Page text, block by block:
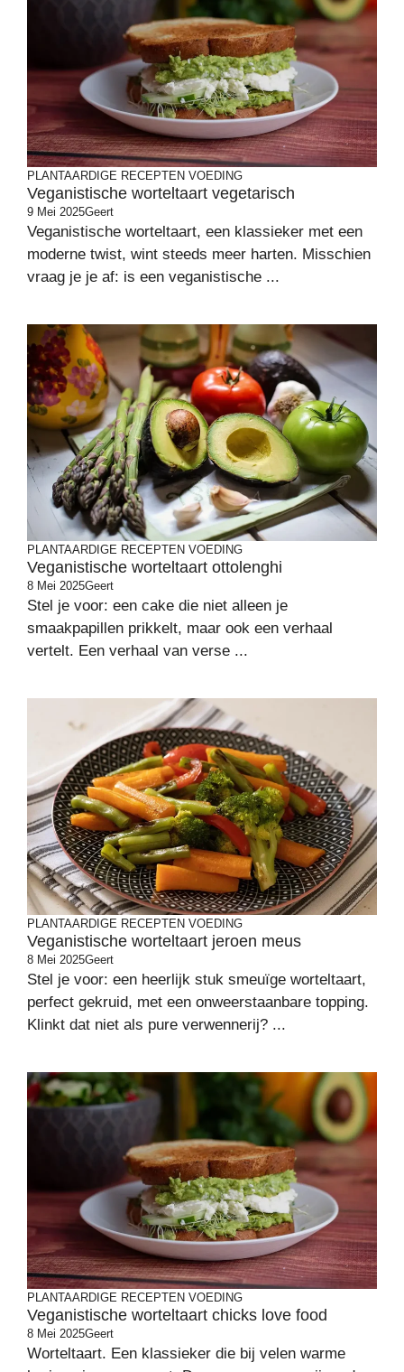
PLANTAARDIGE RECEPTEN VOEDING
Veganistische worteltaart vegetarisch
9 Mei 2025Geert
Veganistische worteltaart, een klassieker met een
moderne twist, wint steeds meer harten. Misschien
vraag je je af: is een veganistische ...
PLANTAARDIGE RECEPTEN VOEDING
Veganistische worteltaart ottolenghi
8 Mei 2025Geert
Stel je voor: een cake die niet alleen je
smaakpapillen prikkelt, maar ook een verhaal
vertelt. Een verhaal van verse ...
PLANTAARDIGE RECEPTEN VOEDING
Veganistische worteltaart jeroen meus
8 Mei 2025Geert
Stel je voor: een heerlijk stuk smeuïge worteltaart,
perfect gekruid, met een onweerstaanbare topping.
Klinkt dat niet als pure verwennerij? ...
PLANTAARDIGE RECEPTEN VOEDING
Veganistische worteltaart chicks love food
8 Mei 2025Geert
Worteltaart. Een klassieker die bij velen warme